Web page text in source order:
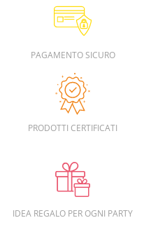
PAGAMENTO SICURO
PRODOTTI CERTIFICATI
IDEA REGALO PER OGNI PARTY